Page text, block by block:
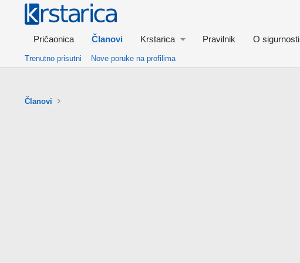
Pričaonica Članovi Krstarica Pravilnik O sigurnosti
Trenutno prisutni Nove poruke na profilima
Članovi